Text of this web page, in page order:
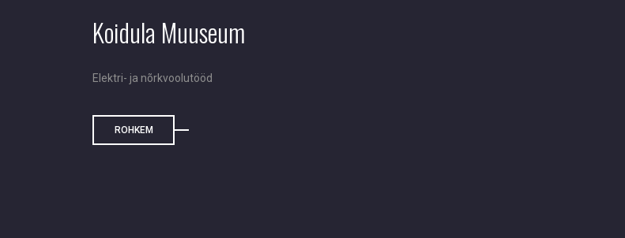
Koidula Muuseum
Elektri- ja nõrkvoolutööd
ROHKEM